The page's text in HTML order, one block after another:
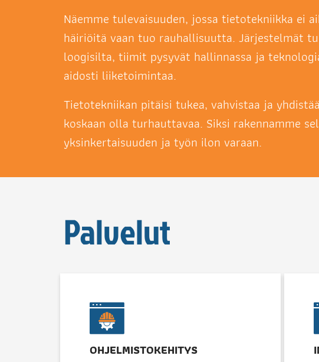
Näemme tulevaisuuden, jossa tietotekniikka ei
häiriöitä vaan tuo rauhallisuutta. Järjestelmät
loogisilta, tiimit pysyvät hallinnassa ja
aidosti liiketoimintaa.
Tietotekniikan pitäisi tukea, vahvistaa ja
koskaan olla turhauttavaa. Siksi rakennamme
yksinkertaisuuden ja työn ilon varaan.
Palvelut
OHJELMISTOKEHITYS